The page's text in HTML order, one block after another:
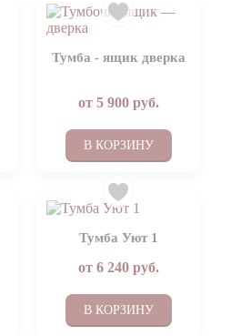
Тумба - ящик дверка
от 5 900руб.
В КОРЗИНУ
Тумба Уют 1
от 6 240руб.
В КОРЗИНУ